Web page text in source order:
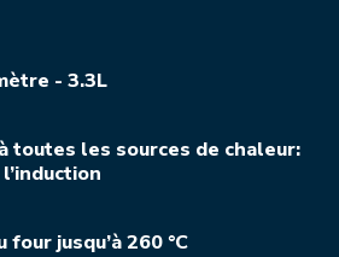
- 3.3L
toutes les sources de chaleur:
four jusqu’à 260 °C